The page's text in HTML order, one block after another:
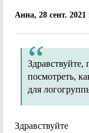
Анна, 28 сент. 2021
посмотреть,
для
Здравствуйте